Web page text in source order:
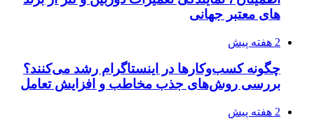
های معتبر جهانی
2 هفته پیش
چگونه کسب‌وکارها در اینستاگرام رشد می‌کنند؟
بررسی روش‌های جذب مخاطب و افزایش تعامل
2 هفته پیش